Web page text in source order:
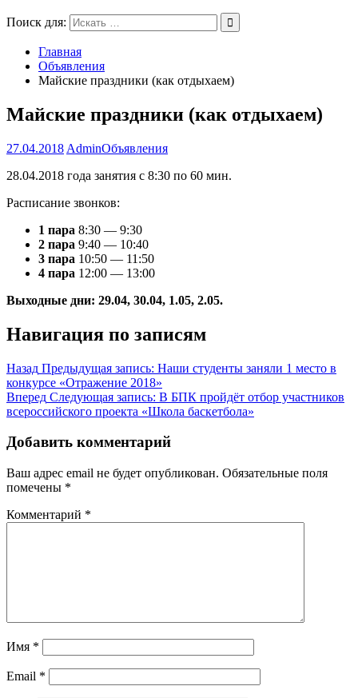
Поиск для:
Главная
Объявления
Майские праздники (как отдыхаем)
Майские праздники (как отдыхаем)
27.04.2018 AdminОбъявления
28.04.2018 года занятия с 8:30 по 60 мин.
Расписание звонков:
1 пара 8:30 — 9:30
2 пара 9:40 — 10:40
3 пара 10:50 — 11:50
4 пара 12:00 — 13:00
Выходные дни: 29.04, 30.04, 1.05, 2.05.
Навигация по записям
Назад Предыдущая запись: Наши студенты заняли 1 место в
конкурсе «Отражение 2018»
Вперед Следующая запись: В БПК пройдёт отбор участников
всероссийского проекта «Школа баскетбола»
Добавить комментарий
Ваш адрес email не будет опубликован. Обязательные поля
помечены *
Комментарий *
Имя *
Email *